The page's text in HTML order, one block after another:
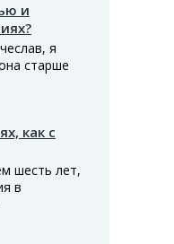
и
я
старше
как с
шесть лет,
в